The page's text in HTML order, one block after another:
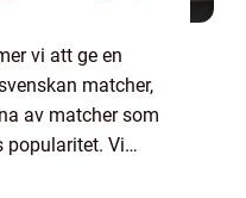
vi att ge en
matcher,
av matcher som
popularitet. Vi